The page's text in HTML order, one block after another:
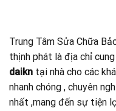
Trung Tâm Sửa Chữa
thịnh phát là địa chỉ
daikn tại nhà cho các
nhanh chóng , chuyên
nhất ,mang đến sự tiện